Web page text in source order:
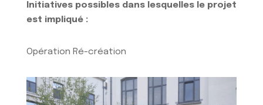
Initiatives possibles dans lesquelles le projet
est impliqué :
Opération Ré-création